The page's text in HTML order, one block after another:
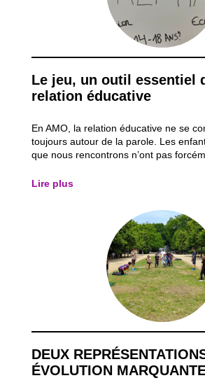
Le jeu, un outil essentiel
relation éducative
En AMO, la relation éducative ne se
toujours autour de la parole. Les
que nous rencontrons n’ont pas
éducateur est là. Il faut alors trouver
Lire plus
DEUX
ÉVOLUTION